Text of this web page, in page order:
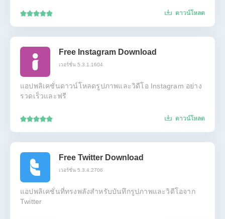
ดาวน์โหลด
Free Instagram Download
เวอร์ชั่น 5.3.1.1604
แอปพลิเคชั่นดาวน์โหลดรูปภาพและวิดีโอ Instagram อย่าง
รวดเร็วและฟรี
ดาวน์โหลด
Free Twitter Download
เวอร์ชั่น 5.3.4.2706
แอปพลิเคชั่นที่ทรงพลังสำหรับบันทึกรูปภาพและวิดีโอจาก
Twitter